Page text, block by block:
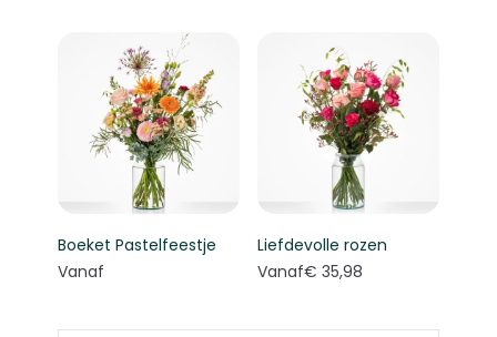
Boeket Pastelfeestje
Vanaf
Liefdevolle rozen
Vanaf€ 35,98